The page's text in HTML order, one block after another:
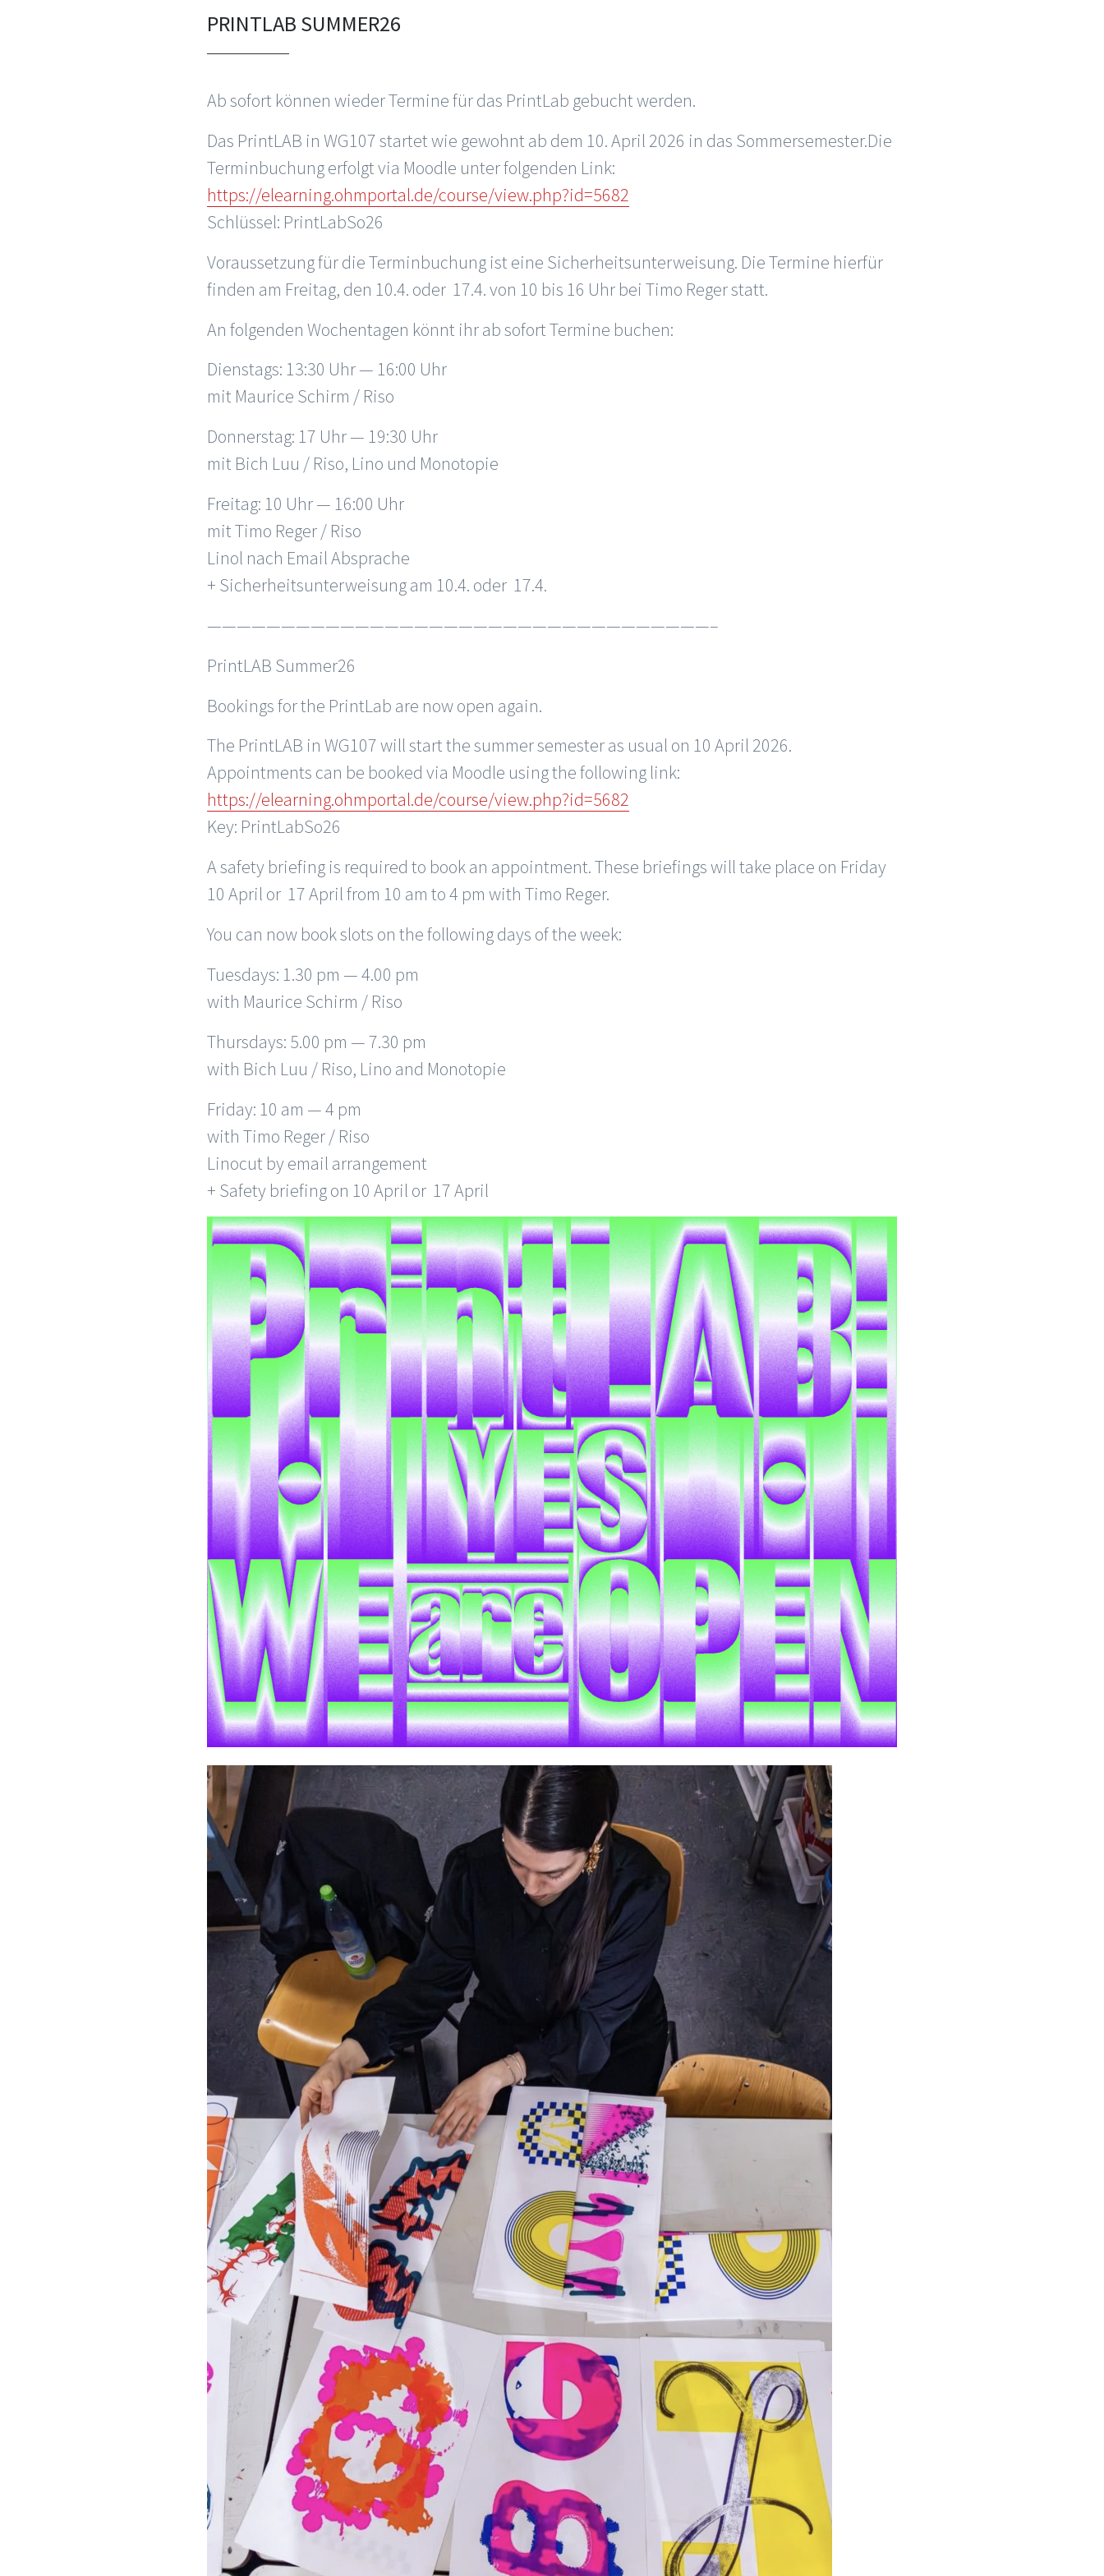
PRINTLAB SUMMER26
Ab sofort können wieder Termine für das PrintLab gebucht werden.
Das PrintLAB in WG107 startet wie gewohnt ab dem 10. April 2026 in das Sommersemester.Die
Terminbuchung erfolgt via Moodle unter folgenden Link:
https://elearning.ohmportal.de/course/view.php?id=5682
Schlüssel: PrintLabSo26
Voraussetzung für die Terminbuchung ist eine Sicherheitsunterweisung. Die Termine hierfür
finden am Freitag, den 10.4. oder 17.4. von 10 bis 16 Uhr bei Timo Reger statt.
An folgenden Wochentagen könnt ihr ab sofort Termine buchen:
Dienstags: 13:30 Uhr — 16:00 Uhr
mit Maurice Schirm / Riso
Donnerstag: 17 Uhr — 19:30 Uhr
mit Bich Luu / Riso, Lino und Monotopie
Freitag: 10 Uhr — 16:00 Uhr
mit Timo Reger / Riso
Linol nach Email Absprache
+ Sicherheitsunterweisung am 10.4. oder 17.4.
——————————————————————————————————–
PrintLAB Summer26
Bookings for the PrintLab are now open again.
The PrintLAB in WG107 will start the summer semester as usual on 10 April 2026.
Appointments can be booked via Moodle using the following link:
https://elearning.ohmportal.de/course/view.php?id=5682
Key: PrintLabSo26
A safety briefing is required to book an appointment. These briefings will take place on Friday
10 April or 17 April from 10 am to 4 pm with Timo Reger.
You can now book slots on the following days of the week:
Tuesdays: 1.30 pm — 4.00 pm
with Maurice Schirm / Riso
Thursdays: 5.00 pm — 7.30 pm
with Bich Luu / Riso, Lino and Monotopie
Friday: 10 am — 4 pm
with Timo Reger / Riso
Linocut by email arrangement
+ Safety briefing on 10 April or 17 April